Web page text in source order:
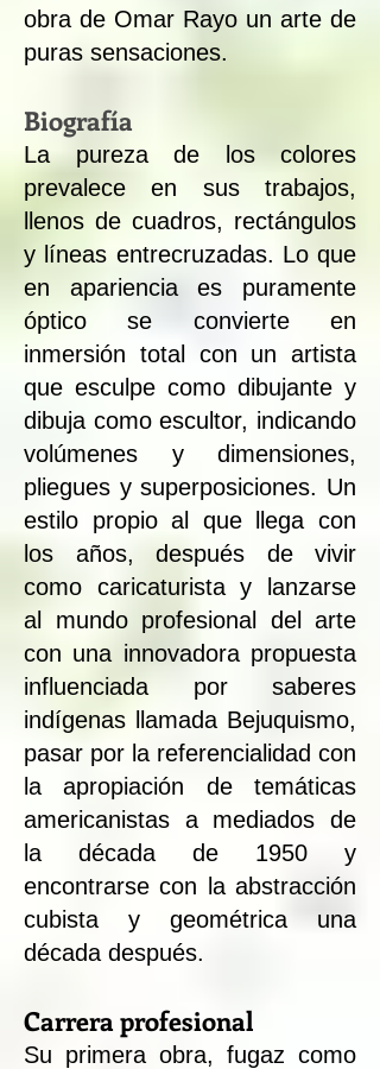
obra de Omar Rayo un arte de
puras sensaciones.
Biografía
La pureza de los colores
prevalece en sus trabajos,
llenos de cuadros, rectángulos
y líneas entrecruzadas. Lo que
en apariencia es puramente
óptico se convierte en
inmersión total con un artista
que esculpe como dibujante y
dibuja como escultor, indicando
volúmenes y dimensiones,
pliegues y superposiciones. Un
estilo propio al que llega con
los años, después de vivir
como caricaturista y lanzarse
al mundo profesional del arte
con una innovadora propuesta
influenciada por saberes
indígenas llamada Bejuquismo,
pasar por la referencialidad con
la apropiación de temáticas
americanistas a mediados de
la década de 1950 y
encontrarse con la abstracción
cubista y geométrica una
década después.
Carrera profesional
Su primera obra, fugaz como